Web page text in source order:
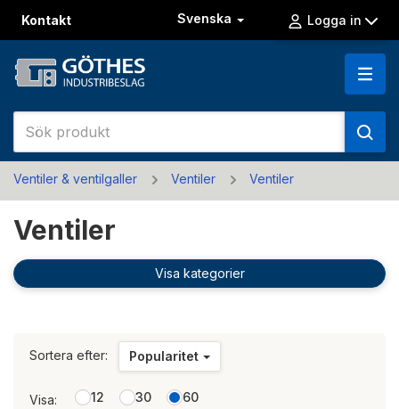
Kontakt Svenska Logga in
Ventiler & ventilgaller Ventiler Ventiler
Ventiler
Visa kategorier
Sortera efter: Popularitet
Visa: 12 30 60